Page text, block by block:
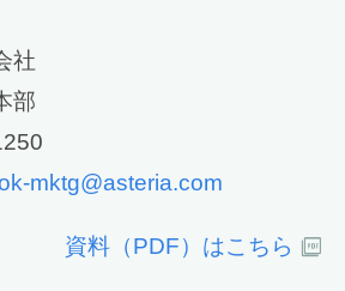
社
部
mktg@asteria.com
資料（PDF）はこちら